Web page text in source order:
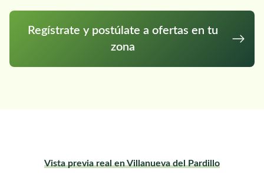
Regístrate y postúlate a ofertas en tu
zona
Vista previa real en Villanueva del Pardillo